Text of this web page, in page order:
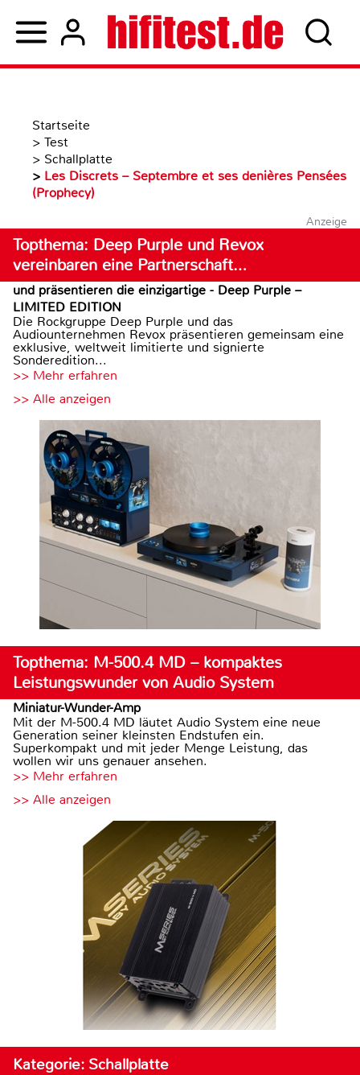
Startseite
> Test
> Schallplatte
> Les Discrets – Septembre et ses denières Pensées
(Prophecy)
Anzeige
Topthema: Deep Purple und Revox
vereinbaren eine Partnerschaft…
und präsentieren die einzigartige - Deep Purple –
LIMITED EDITION
Die Rockgruppe Deep Purple und das
Audiounternehmen Revox präsentieren gemeinsam eine
exklusive, weltweit limitierte und signierte
Sonderedition...
>> Mehr erfahren
>> Alle anzeigen
Topthema: M-500.4 MD – kompaktes
Leistungswunder von Audio System
Miniatur-Wunder-Amp
Mit der M-500.4 MD läutet Audio System eine neue
Generation seiner kleinsten Endstufen ein.
Superkompakt und mit jeder Menge Leistung, das
wollen wir uns genauer ansehen.
>> Mehr erfahren
>> Alle anzeigen
Kategorie: Schallplatte